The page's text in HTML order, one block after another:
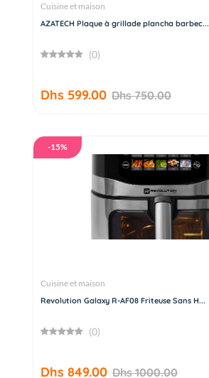
Cuisine et maison
AZATECH Plaque à grillade plancha barbec...
(0)
Dhs 599.00 Dhs 750.00
-15%
Cuisine et maison
Revolution Galaxy R-AF08 Friteuse Sans H...
(0)
Dhs 849.00 Dhs 1000.00